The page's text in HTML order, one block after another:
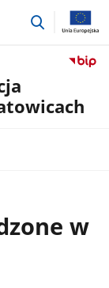
przejdź
w